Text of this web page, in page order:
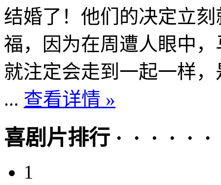
结婚了！他们的决定立
福，因为在周遭人眼中
就注定会走到一起一样
... 查看详情 »
喜剧片排行 · · · · · ·
1